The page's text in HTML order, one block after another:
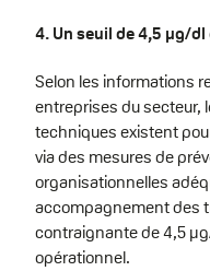
4. Un seuil de 4,5 µg/
Selon les informations
entreprises du secteur,
techniques existent
via des mesures de
organisationnelles
accompagnement des
contraignante de 4,5
opérationnel.